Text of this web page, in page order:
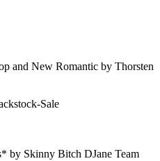
and New Romantic by Thorsten
Sale
by Skinny Bitch DJane Team